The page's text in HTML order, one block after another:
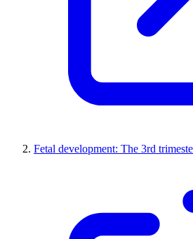
Fetal development: The 3rd